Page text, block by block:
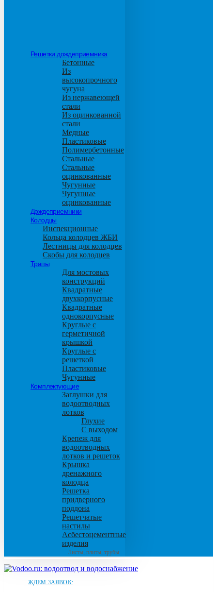
Решетки дождеприемника
Бетонные
Из
высокопрочного
чугуна
Из нержавеющей
стали
Из оцинкованной
стали
Медные
Пластиковые
Полимербетонные
Стальные
Стальные
оцинкованные
Чугунные
Чугунные
оцинкованные
Дождеприемники
Колодцы
Инспекционные
Кольца колодцев ЖБИ
Лестницы для колодцев
Скобы для колодцев
Трапы
Для мостовых
конструкций
Квадратные
двухкорпусные
Квадратные
однокорпусные
Круглые с
герметичной
крышкой
Круглые с
решеткой
Пластиковые
Чугунные
Комплектующие
Заглушки для
водоотводных
лотков
Глухие
С выходом
Крепеж для
водоотводных
лотков и решеток
Крышка
дренажного
колодца
Решетка
придверного
поддона
Решетчатые
настилы
Асбестоцементные
изделия
Листы, плиты, трубы
ЖДЕМ ЗАЯВОК: